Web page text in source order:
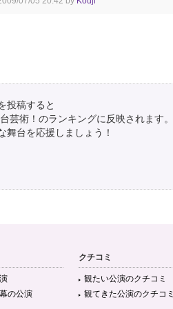
投稿すると
芸術！のランキングに反映されます。
舞台を応援しましょう！
の公演
クチコミ
観たい公演のクチコミ
観てきた公演のクチコミ